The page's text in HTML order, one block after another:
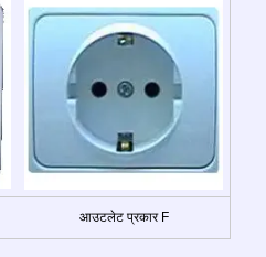
आउटलेट प्रकार F